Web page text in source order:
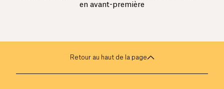
en avant-première
Retour au haut de la page